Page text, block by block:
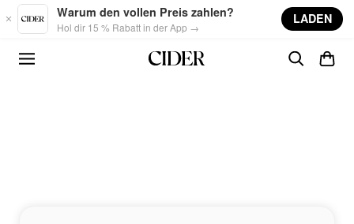
Skip to main content
Warum den vollen Preis zahlen?
Hol dir 15 % Rabatt in der App →
LADEN